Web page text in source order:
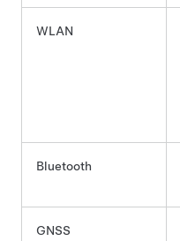
WLAN
Bluetooth
GNSS